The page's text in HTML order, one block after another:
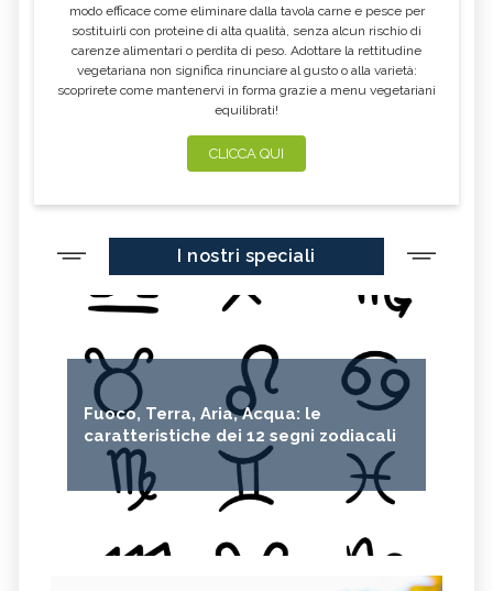
modo efficace come eliminare dalla tavola carne e pesce per
sostituirli con proteine di alta qualità, senza alcun rischio di
carenze alimentari o perdita di peso. Adottare la rettitudine
vegetariana non significa rinunciare al gusto o alla varietà:
scoprirete come mantenervi in forma grazie a menu vegetariani
equilibrati!
CLICCA QUI
I nostri speciali
Fuoco, Terra, Aria, Acqua: le
caratteristiche dei 12 segni zodiacali